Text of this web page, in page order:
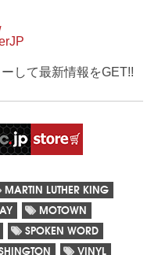
して最新情報をGET!!
MARTIN LUTHER KING
MOTOWN
SPOKEN WORD
VINYL